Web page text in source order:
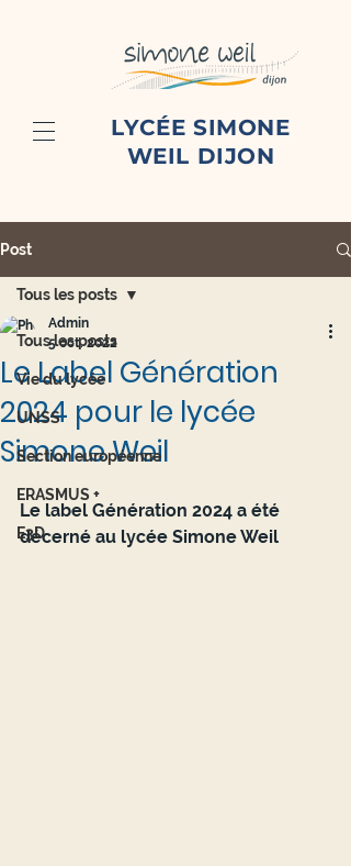
LYCÉE SIMONE
WEIL DIJON
Post
Tous les posts
Vie du lycée
UNSS
Section européenne
ERASMUS +
E3D
Tous les posts
Le Label Génération
2024 pour le lycée
Simone Weil
Admin
5 oct. 2022
Le label Génération 2024 a été
décerné au lycée Simone Weil